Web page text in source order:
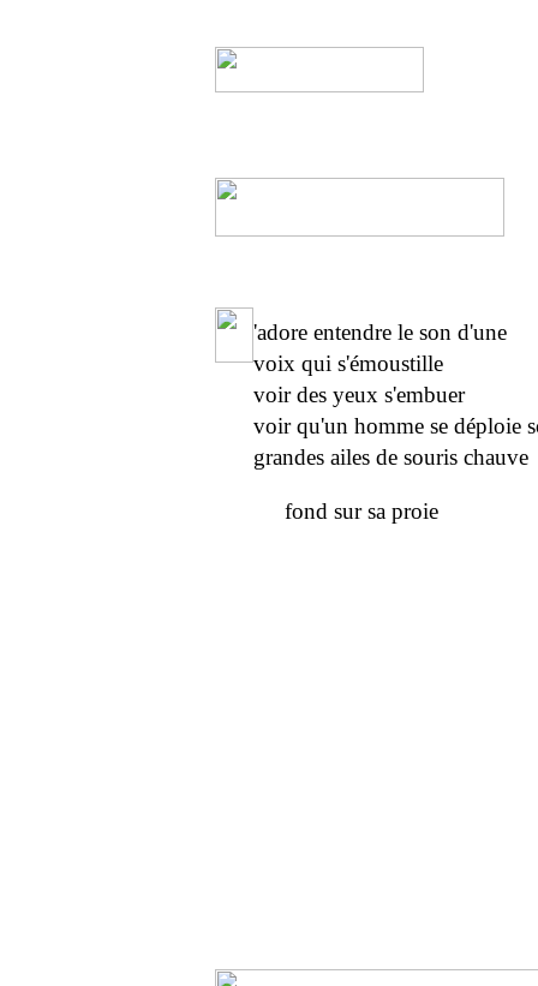
'adore entendre le son d'une
voix qui s'émoustille
voir des yeux s'embuer
voir qu'un homme se déploie
grandes ailes de souris chauve
fond sur sa proie